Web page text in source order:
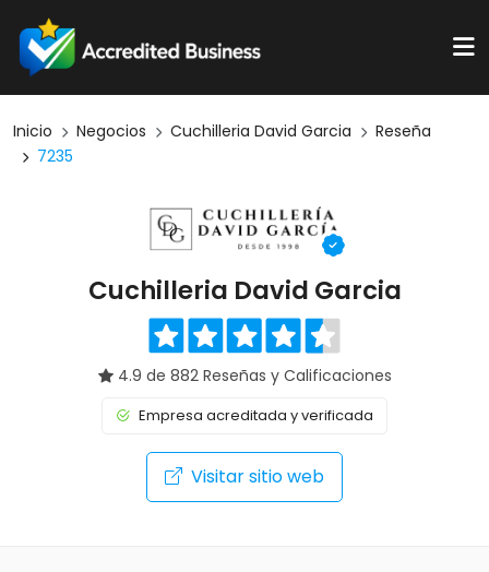
Inicio Negocios Cuchilleria David Garcia
Reseña
7235
Cuchilleria David Garcia
4.9 de 882 Reseñas y Calificaciones
Empresa acreditada y verificada
Visitar sitio web